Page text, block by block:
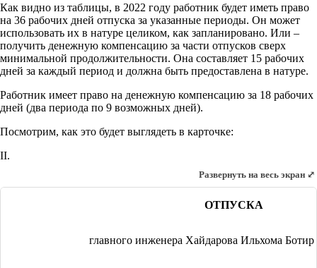
Как видно из таблицы, в 2022 году работник будет иметь право
на 36 рабочих дней отпуска за указанные периоды. Он может
использовать их в натуре целиком, как запланировано. Или –
получить денежную компенсацию за части отпусков сверх
минимальной продолжительности. Она составляет 15 рабочих
дней за каждый период и должна быть предоставлена в натуре.
Работник имеет право на денежную компенсацию за 18 рабочих
дней (два периода по 9 возможных дней).
Посмотрим, как это будет выглядеть в карточке:
II.
ОТПУСКА
главного инженера Хайдарова Ильхома Ботир
Развернуть на весь экран ⤢